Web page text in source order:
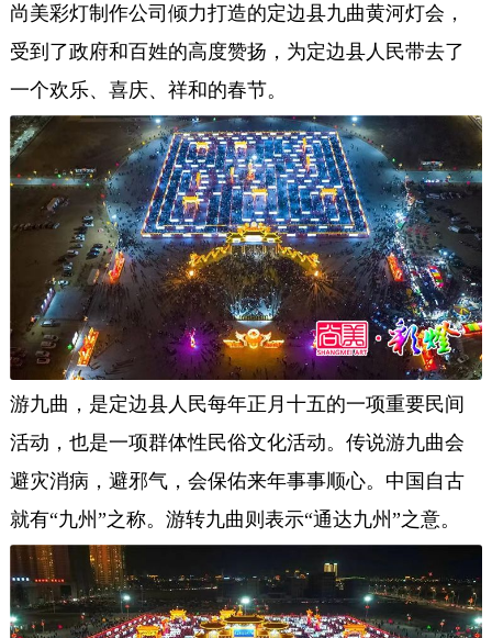
尚美彩灯制作公司倾力打造的定边县九曲黄河灯会，
受到了政府和百姓的高度赞扬，为定边县人民带去了
一个欢乐、喜庆、祥和的春节。
游九曲，是定边县人民每年正月十五的一项重要民间
活动，也是一项群体性民俗文化活动。传说游九曲会
避灾消病，避邪气，会保佑来年事事顺心。中国自古
就有“九州”之称。游转九曲则表示“通达九州”之意。